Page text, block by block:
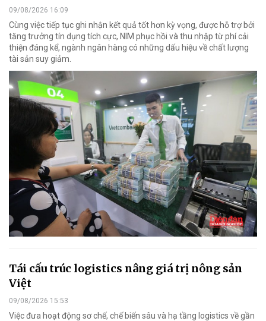
09/08/2026 16:09
Cùng việc tiếp tục ghi nhận kết quả tốt hơn kỳ vọng, được hỗ trợ bởi
tăng trưởng tín dụng tích cực, NIM phục hồi và thu nhập từ phí cải
thiện đáng kể, ngành ngân hàng có những dấu hiệu về chất lượng
tài sản suy giảm.
Tái cấu trúc logistics nâng giá trị nông sản
Việt
09/08/2026 15:53
Việc đưa hoạt động sơ chế, chế biến sâu và hạ tầng logistics về gần